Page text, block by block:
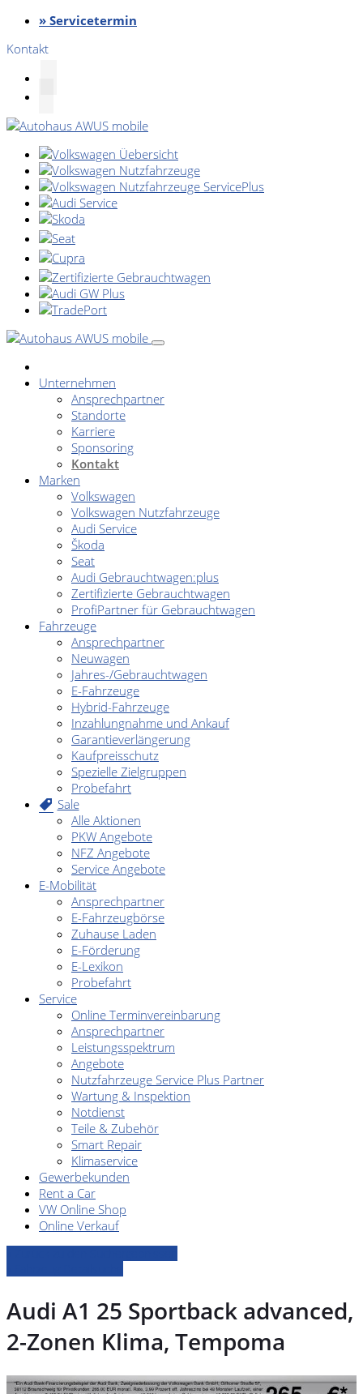
» Servicetermin
Kontakt
Unternehmen
Ansprechpartner
Standorte
Karriere
Sponsoring
Kontakt
Marken
Volkswagen
Volkswagen Nutzfahrzeuge
Audi Service
Škoda
Seat
Audi Gebrauchtwagen:plus
Zertifizierte Gebrauchtwagen
ProfiPartner für Gebrauchtwagen
Fahrzeuge
Ansprechpartner
Neuwagen
Jahres-/Gebrauchtwagen
E-Fahrzeuge
Hybrid-Fahrzeuge
Inzahlungnahme und Ankauf
Garantieverlängerung
Kaufpreisschutz
Spezielle Zielgruppen
Probefahrt
Sale
Alle Aktionen
PKW Angebote
NFZ Angebote
Service Angebote
E-Mobilität
Ansprechpartner
E-Fahrzeugbörse
Zuhause Laden
E-Förderung
E-Lexikon
Probefahrt
Service
Online Terminvereinbarung
Ansprechpartner
Leistungsspektrum
Angebote
Nutzfahrzeuge Service Plus Partner
Wartung & Inspektion
Notdienst
Teile & Zubehör
Smart Repair
Klimaservice
Gewerbekunden
Rent a Car
VW Online Shop
Online Verkauf
Audi A1 25 Sportback advanced,
2-Zonen Klima, Tempoma